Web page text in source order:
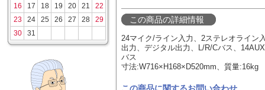
16
17 18 19 20 21
22
23
24 25 26 27 28
29
30
31
この商品の詳細情報
24マイク/ライン入力、2ステレオライン
出力、デジタル出力、L/R/Cバス、
バス
寸法:W716×H168×D520mm、質量:16kg